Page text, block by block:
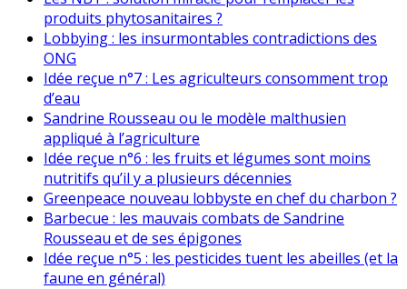
produits phytosanitaires ?
Lobbying : les insurmontables contradictions des
ONG
Idée reçue n°7 : Les agriculteurs consomment trop
d’eau
Sandrine Rousseau ou le modèle malthusien
appliqué à l’agriculture
Idée reçue n°6 : les fruits et légumes sont moins
nutritifs qu’il y a plusieurs décennies
Greenpeace nouveau lobbyste en chef du charbon ?
Barbecue : les mauvais combats de Sandrine
Rousseau et de ses épigones
Idée reçue n°5 : les pesticides tuent les abeilles (et la
faune en général)